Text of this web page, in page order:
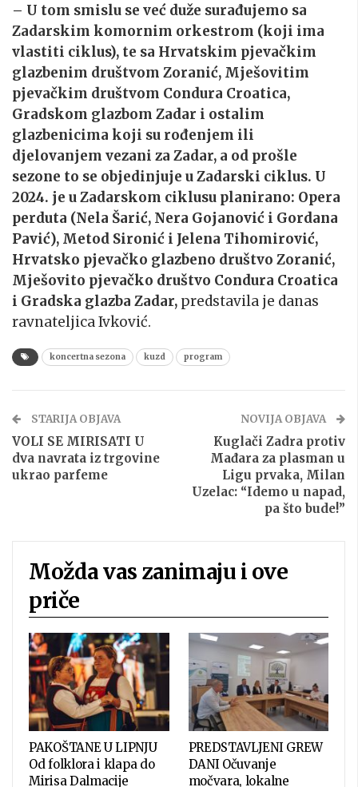
– U tom smislu se već duže surađujemo sa
Zadarskim komornim orkestrom (koji ima
vlastiti ciklus), te sa Hrvatskim pjevačkim
glazbenim društvom Zoranić, Mješovitim
pjevačkim društvom Condura Croatica,
Gradskom glazbom Zadar i ostalim
glazbenicima koji su rođenjem ili
djelovanjem vezani za Zadar, a od prošle
sezone to se objedinjuje u Zadarski ciklus. U
2024. je u Zadarskom ciklusu planirano: Opera
perduta (Nela Šarić, Nera Gojanović i Gordana
Pavić), Metod Sironić i Jelena Tihomirović,
Hrvatsko pjevačko glazbeno društvo Zoranić,
Mješovito pjevačko društvo Condura Croatica
i Gradska glazba Zadar, predstavila je danas
ravnateljica Ivković.
koncertna sezona kuzd program
STARIJA OBJAVA
VOLI SE MIRISATI U
dva navrata iz trgovine
ukrao parfeme
NOVIJA OBJAVA
Kuglači Zadra protiv
Mađara za plasman u
Ligu prvaka, Milan
Uzelac: “Idemo u napad,
pa što bude!”
Možda vas zanimaju i ove
priče
PAKOŠTANE U LIPNJU
Od folklora i klapa do
Mirisa Dalmacije
PREDSTAVLJENI GREW
DANI Očuvanje
močvara, lokalne